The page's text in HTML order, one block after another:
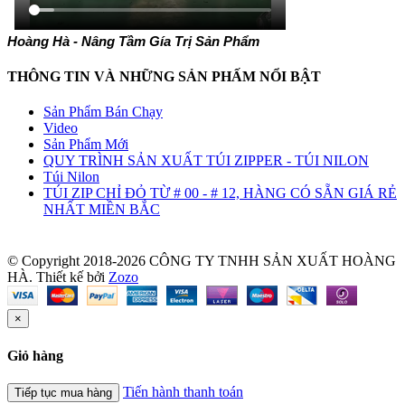
Hoàng Hà - Nâng Tầm Gía Trị Sản Phẩm
THÔNG TIN VÀ NHỮNG SẢN PHẤM NỔI BẬT
Sản Phẩm Bán Chạy
Video
Sản Phẩm Mới
QUY TRÌNH SẢN XUẤT TÚI ZIPPER - TÚI NILON
Túi Nilon
TÚI ZIP CHỈ ĐỎ TỪ # 00 - # 12, HÀNG CÓ SẴN GIÁ RẺ
NHẤT MIỀN BẮC
© Copyright 2018-2026 CÔNG TY TNHH SẢN XUẤT HOÀNG
HÀ. Thiết kế bởi Zozo
×
Giỏ hàng
Tiếp tục mua hàng Tiến hành thanh toán